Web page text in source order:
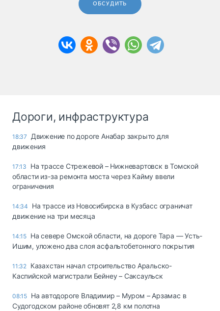
ОБСУДИТЬ
Дороги, инфраструктура
18:37
Движение по дороге Анабар закрыто для
движения
17:13
На трассе Стрежевой – Нижневартовск в Томской
области из-за ремонта моста через Кайму ввели
ограничения
14:34
На трассе из Новосибирска в Кузбасс ограничат
движение на три месяца
14:15 На севере Омской области, на дороге Тара — Усть-
Ишим, уложено два слоя асфальтобетонного покрытия
11:32 Казахстан начал строительство Аральско-
Каспийской магистрали Бейнеу – Саксаульск
08:15 На автодороге Владимир – Муром – Арзамас в
Судогодском районе обновят 2,8 км полотна